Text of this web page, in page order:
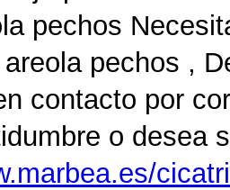
pechos
areola pechos ,
contacto por
o desea